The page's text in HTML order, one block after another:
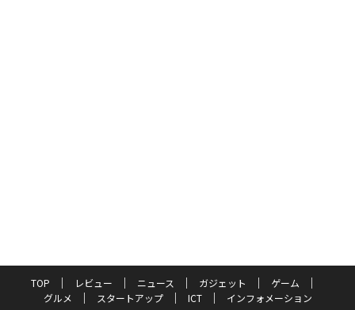
TOP レビュー ニュース ガジェット
ゲーム
グルメ
スタートアップ ICT インフォメーション